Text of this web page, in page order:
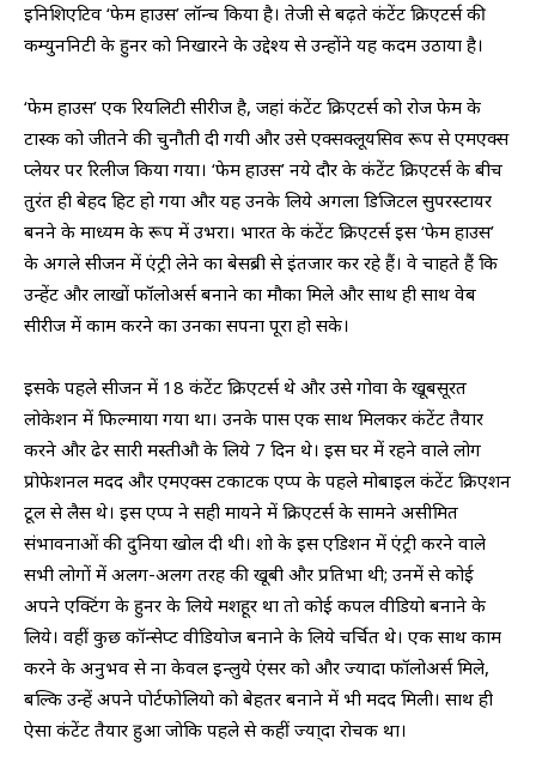
इनिशिएटिव ‘फेम हाउस’ लॉन्च किया है। तेजी से बढ़ते कंटेंट क्रिएटर्स की
कम्युननिटी के हुनर को निखारने के उद्देश्य से उन्होंने यह कदम उठाया है।
‘फेम हाउस’ एक रियलिटी सीरीज है, जहां कंटेंट क्रिएटर्स को रोज फेम के
टास्क को जीतने की चुनौती दी गयी और उसे एक्सक्लूयसिव रूप से एमएक्स
प्लेयर पर रिलीज किया गया। ‘फेम हाउस’ नये दौर के कंटेंट क्रिएटर्स के बीच
तुरंत ही बेहद हिट हो गया और यह उनके लिये अगला डिजिटल सुपरस्टायर
बनने के माध्यम के रूप में उभरा। भारत के कंटेंट क्रिएटर्स इस ‘फेम हाउस’
के अगले सीजन में एंट्री लेने का बेसब्री से इंतजार कर रहे हैं। वे चाहते हैं कि
उन्हेंट और लाखों फॉलोअर्स बनाने का मौका मिले और साथ ही साथ वेब
सीरीज में काम करने का उनका सपना पूरा हो सके।
इसके पहले सीजन में 18 कंटेंट क्रिएटर्स थे और उसे गोवा के खूबसूरत
लोकेशन में फिल्माया गया था। उनके पास एक साथ मिलकर कंटेंट तैयार
करने और ढेर सारी मस्तीऔ के लिये 7 दिन थे। इस घर में रहने वाले लोग
प्रोफेशनल मदद और एमएक्स टकाटक एप्प के पहले मोबाइल कंटेंट क्रिएशन
टूल से लैस थे। इस एप्प ने सही मायने में क्रिएटर्स के सामने असीमित
संभावनाओं की दुनिया खोल दी थी। शो के इस एडिशन में एंट्री करने वाले
सभी लोगों में अलग-अलग तरह की खूबी और प्रतिभा थी; उनमें से कोई
अपने एक्टिंग के हुनर के लिये मशहूर था तो कोई कपल वीडियो बनाने के
लिये। वहीं कुछ कॉन्सेप्ट वीडियोज बनाने के लिये चर्चित थे। एक साथ काम
करने के अनुभव से ना केवल इन्लुये एंसर को और ज्यादा फॉलोअर्स मिले,
बल्कि उन्हें अपने पोर्टफोलियो को बेहतर बनाने में भी मदद मिली। साथ ही
ऐसा कंटेंट तैयार हुआ जोकि पहले से कहीं ज्या्दा रोचक था।